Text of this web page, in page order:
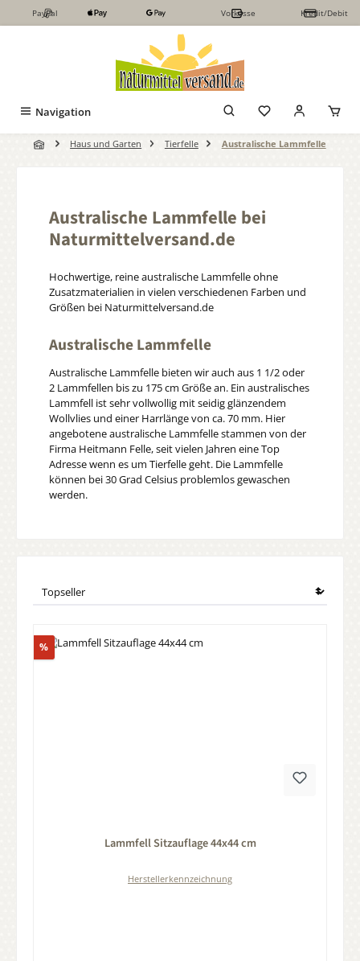
Zum Hauptinhalt springen
PayPal Vorkasse Kredit/Debit
Navigation
Haus und Garten Tierfelle Australische Lammfelle
Australische Lammfelle bei
Naturmittelversand.de
Hochwertige, reine australische Lammfelle ohne
Zusatzmaterialien in vielen verschiedenen Farben und
Größen bei Naturmittelversand.de
Australische Lammfelle
Australische Lammfelle bieten wir auch aus 1 1/2 oder
2 Lammfellen bis zu 175 cm Größe an. Ein australisches
Lammfell ist sehr vollwollig mit seidig glänzendem
Wollvlies und einer Harrlänge von ca. 70 mm. Hier
angebotene australische Lammfelle stammen von der
Firma Heitmann Felle, seit vielen Jahren eine Top
Adresse wenn es um Tierfelle geht. Die Lammfelle
können bei 30 Grad Celsius problemlos gewaschen
werden.
%Rabatt
Lammfell Sitzauflage 44x44 cm
Herstellerkennzeichnung